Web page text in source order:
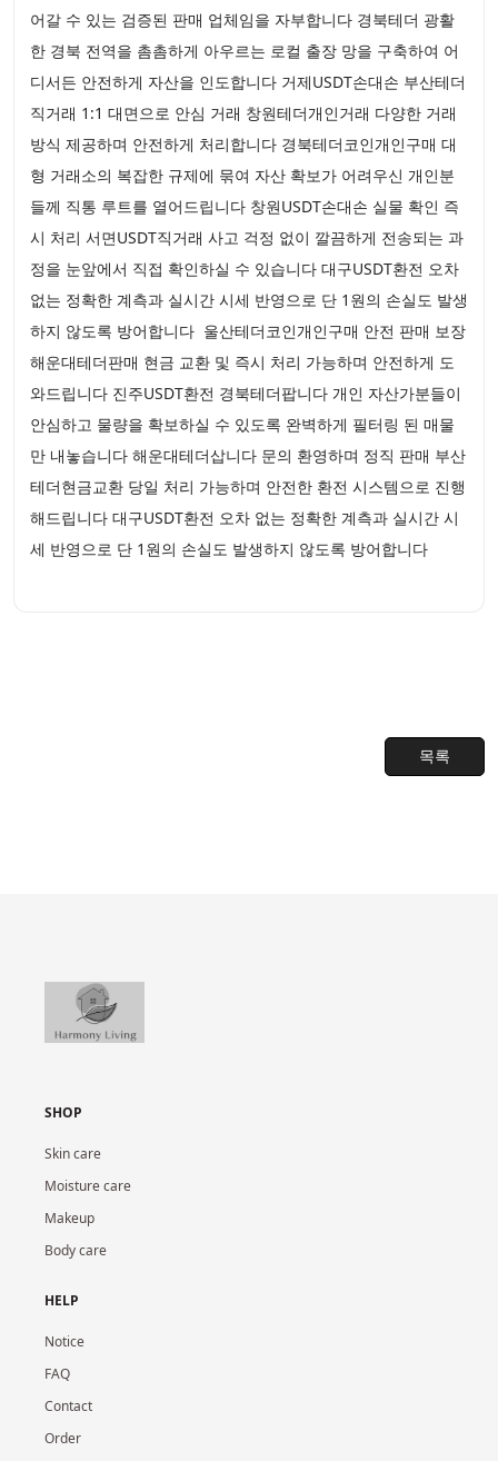
어갈 수 있는 검증된 판매 업체임을 자부합니다 경북테더 광활
한 경북 전역을 촘촘하게 아우르는 로컬 출장 망을 구축하여 어
디서든 안전하게 자산을 인도합니다 거제USDT손대손 부산테더
직거래 1:1 대면으로 안심 거래 창원테더개인거래 다양한 거래
방식 제공하며 안전하게 처리합니다 경북테더코인개인구매 대
형 거래소의 복잡한 규제에 묶여 자산 확보가 어려우신 개인분
들께 직통 루트를 열어드립니다 창원USDT손대손 실물 확인 즉
시 처리 서면USDT직거래 사고 걱정 없이 깔끔하게 전송되는 과
정을 눈앞에서 직접 확인하실 수 있습니다 대구USDT환전 오차
없는 정확한 계측과 실시간 시세 반영으로 단 1원의 손실도 발생
하지 않도록 방어합니다 울산테더코인개인구매 안전 판매 보장
해운대테더판매 현금 교환 및 즉시 처리 가능하며 안전하게 도
와드립니다 진주USDT환전 경북테더팝니다 개인 자산가분들이
안심하고 물량을 확보하실 수 있도록 완벽하게 필터링 된 매물
만 내놓습니다 해운대테더삽니다 문의 환영하며 정직 판매 부산
테더현금교환 당일 처리 가능하며 안전한 환전 시스템으로 진행
해드립니다 대구USDT환전 오차 없는 정확한 계측과 실시간 시
세 반영으로 단 1원의 손실도 발생하지 않도록 방어합니다
목록
SHOP
Skin care
Moisture care
Makeup
Body care
HELP
Notice
FAQ
Contact
Order